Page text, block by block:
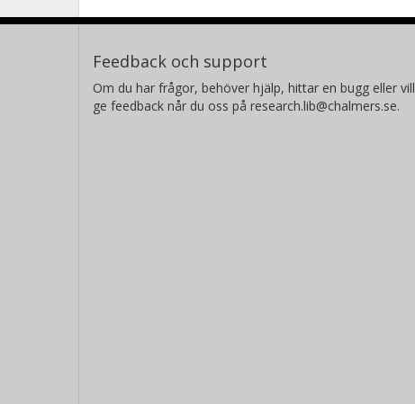
Feedback och support
Om du har frågor, behöver hjälp, hittar en bugg eller vill
ge feedback når du oss på research.lib@chalmers.se.